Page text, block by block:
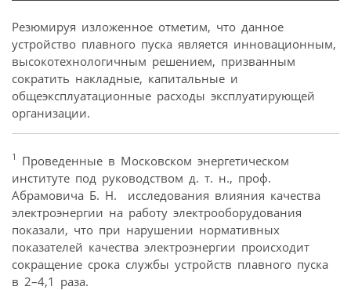
Резюмируя изложенное отметим, что данное
устройство плавного пуска является инновационным,
высокотехнологичным решением, призванным
сократить накладные, капиталь­ные и
общеэксплуатационные расходы эксплуатирующей
организации.
1
Проведенные в Московском энергетическом
институте под руководством д. т. н., проф.
Абрамовича Б. Н. исследования влияния качества
электроэнергии на работу электрооборудования
показали, что при нарушении нормативных
показателей качества электроэнергии происходит
сокращение срока службы устройств плавного пуска
в 2–4,1 раза.